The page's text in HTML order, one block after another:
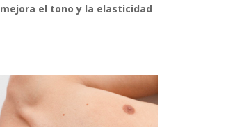
mejora el tono y la elasticidad